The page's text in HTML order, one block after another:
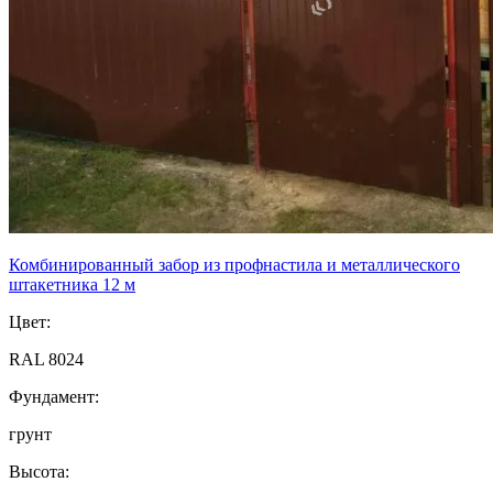
Комбинированный забор из профнастила и металлического
штакетника 12 м
Цвет:
RAL 8024
Фундамент:
грунт
Высота: